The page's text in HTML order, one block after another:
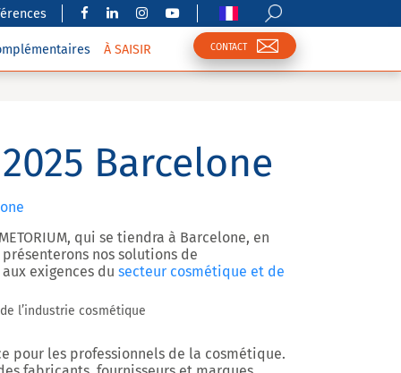
À SAISIR CONTACT
2025 Barcelone
, qui se tiendra à Barcelone, en
présenterons nos solutions de
exigences du secteur cosmétique et de
l’industrie cosmétique
pour les professionnels de la cosmétique.